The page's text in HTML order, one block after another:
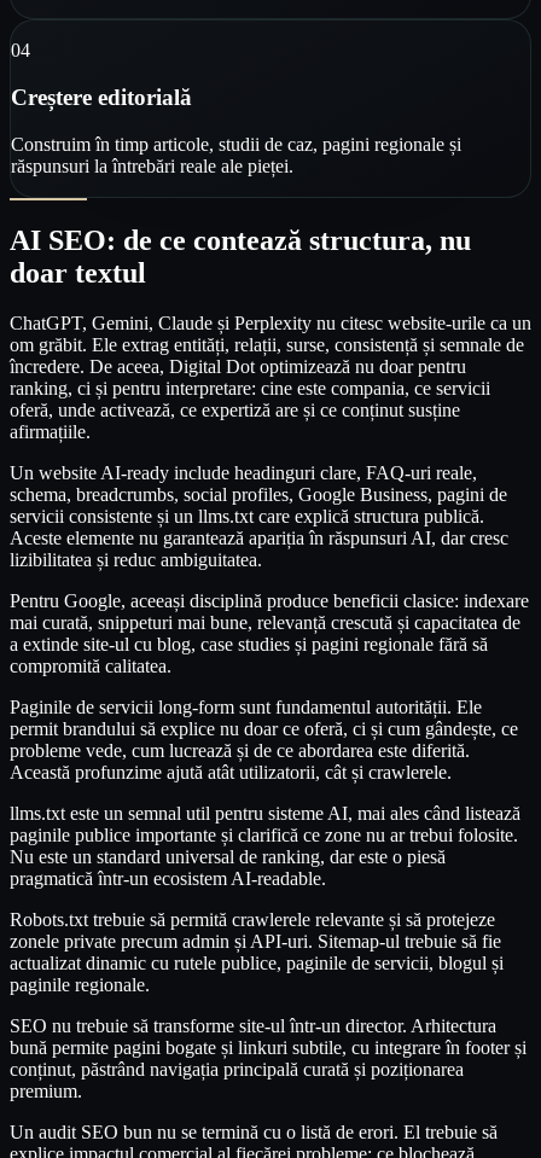
04
Creștere editorială
Construim în timp articole, studii de caz, pagini regionale și
răspunsuri la întrebări reale ale pieței.
AI SEO: de ce contează structura, nu
doar textul
ChatGPT, Gemini, Claude și Perplexity nu citesc website-urile ca un
om grăbit. Ele extrag entități, relații, surse, consistență și semnale de
încredere. De aceea, Digital Dot optimizează nu doar pentru
ranking, ci și pentru interpretare: cine este compania, ce servicii
oferă, unde activează, ce expertiză are și ce conținut susține
afirmațiile.
Un website AI-ready include headinguri clare, FAQ-uri reale,
schema, breadcrumbs, social profiles, Google Business, pagini de
servicii consistente și un llms.txt care explică structura publică.
Aceste elemente nu garantează apariția în răspunsuri AI, dar cresc
lizibilitatea și reduc ambiguitatea.
Pentru Google, aceeași disciplină produce beneficii clasice: indexare
mai curată, snippeturi mai bune, relevanță crescută și capacitatea de
a extinde site-ul cu blog, case studies și pagini regionale fără să
compromită calitatea.
Paginile de servicii long-form sunt fundamentul autorității. Ele
permit brandului să explice nu doar ce oferă, ci și cum gândește, ce
probleme vede, cum lucrează și de ce abordarea este diferită.
Această profunzime ajută atât utilizatorii, cât și crawlerele.
llms.txt este un semnal util pentru sisteme AI, mai ales când listează
paginile publice importante și clarifică ce zone nu ar trebui folosite.
Nu este un standard universal de ranking, dar este o piesă
pragmatică într-un ecosistem AI-readable.
Robots.txt trebuie să permită crawlerele relevante și să protejeze
zonele private precum admin și API-uri. Sitemap-ul trebuie să fie
actualizat dinamic cu rutele publice, paginile de servicii, blogul și
paginile regionale.
SEO nu trebuie să transforme site-ul într-un director. Arhitectura
bună permite pagini bogate și linkuri subtile, cu integrare în footer și
conținut, păstrând navigația principală curată și poziționarea
premium.
Un audit SEO bun nu se termină cu o listă de erori. El trebuie să